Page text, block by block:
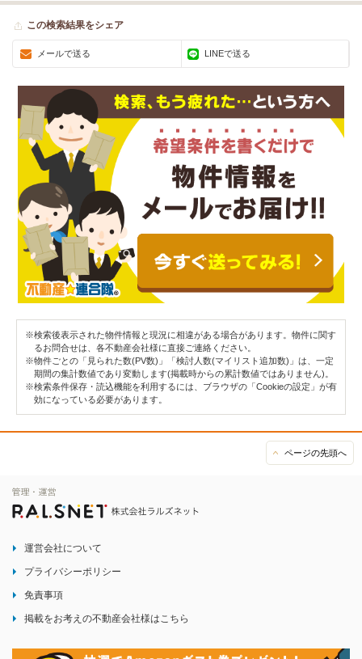
この検索結果をシェア
メールで送る LINEで送る
※検索後表示された物件情報と現況に相違がある場合があります。物件に関す
るお問合せは、各不動産会社様に直接ご連絡ください。
※物件ごとの「見られた数(PV数)」「検討人数(マイリスト追加数)」は、一定
期間の集計数値であり変動します(掲載時からの累計数値ではありません)。
※検索条件保存・読込機能を利用するには、ブラウザの「Cookieの設定」が有
効になっている必要があります。
ページの先頭へ
運営会社について
プライバシーポリシー
免責事項
掲載をお考えの不動産会社様はこちら